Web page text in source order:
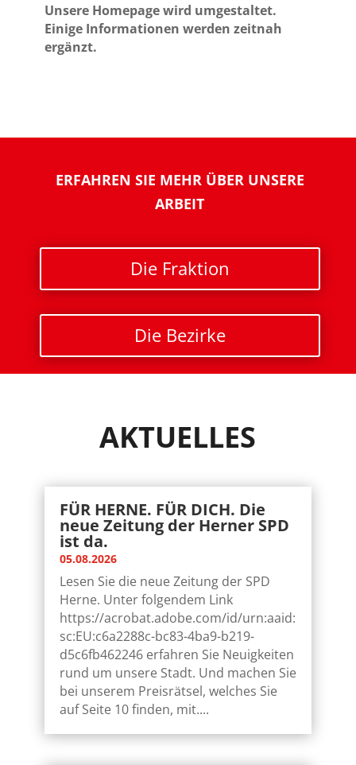
Unsere Homepage wird umgestaltet.
Einige Informationen werden zeitnah
ergänzt.
ERFAHREN SIE MEHR ÜBER UNSERE
ARBEIT
Die Fraktion
Die Bezirke
AKTUELLES
FÜR HERNE. FÜR DICH. Die
neue Zeitung der Herner SPD
ist da.
05.08.2026
Lesen Sie die neue Zeitung der SPD
Herne. Unter folgendem Link
https://acrobat.adobe.com/id/urn:aaid:
sc:EU:c6a2288c-bc83-4ba9-b219-
d5c6fb462246 erfahren Sie Neuigkeiten
rund um unsere Stadt. Und machen Sie
bei unserem Preisrätsel, welches Sie
auf Seite 10 finden, mit....